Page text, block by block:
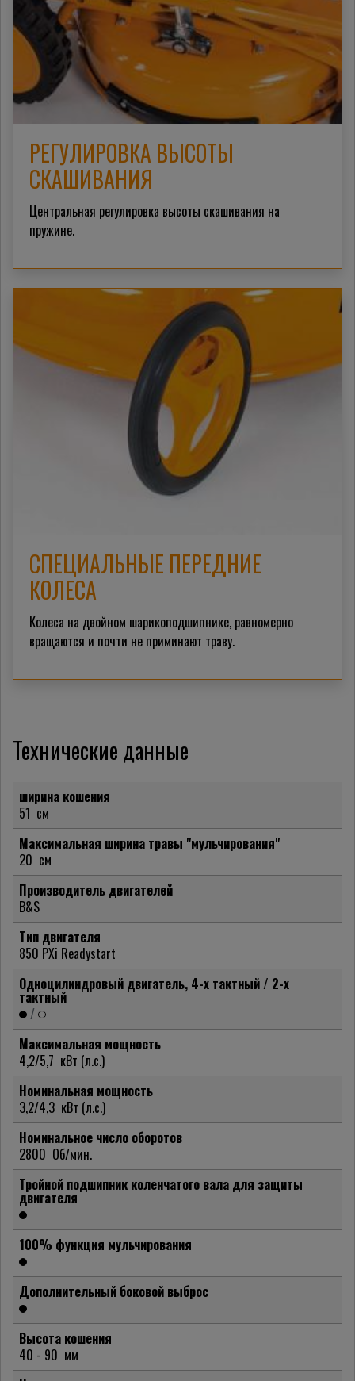
РЕГУЛИРОВКА ВЫСОТЫ
СКАШИВАНИЯ
Центральная регулировка высоты скашивания на
пружине.
СПЕЦИАЛЬНЫЕ ПЕРЕДНИЕ
КОЛЕСА
Колеса на двойном шарикоподшипнике, равномерно
вращаются и почти не приминают траву.
Технические данные
ширина кошения
51 см
Максимальная ширина травы "мульчирования"
20 см
Производитель двигателей
B&S
Тип двигателя
850 PXi Readystart
Одноцилиндровый двигатель, 4-х тактный / 2-х
тактный
/
Максимальная мощность
4,2/5,7 кВт (л.с.)
Номинальная мощность
3,2/4,3 кВт (л.с.)
Номинальное число оборотов
2800 Об/мин.
Тройной подшипник коленчатого вала для защиты
двигателя
100% функция мульчирования
Дополнительный боковой выброс
Высота кошения
40 - 90 мм